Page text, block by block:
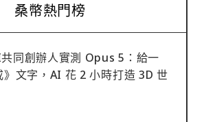
桑幣熱門榜
同創辦人實測 Opus 5：給一
》文字，AI 花 2 小時打造 3D 世